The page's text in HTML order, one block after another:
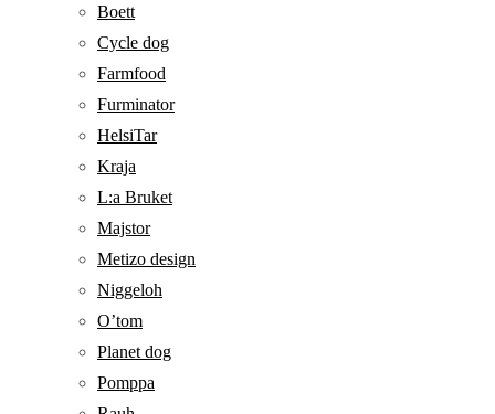
Boett
Cycle dog
Farmfood
Furminator
HelsiTar
Kraja
L:a Bruket
Majstor
Metizo design
Niggeloh
O’tom
Planet dog
Pomppa